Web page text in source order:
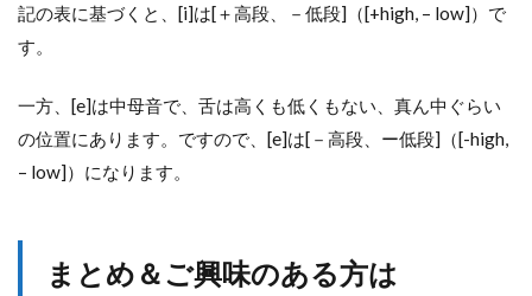
記の表に基づくと、[i]は[＋高段、－低段]（[+high, – low]）で
す。
一方、[e]は中母音で、舌は高くも低くもない、真ん中ぐらい
の位置にあります。ですので、[e]は[－高段、ー低段]（[-high,
– low]）になります。
まとめ＆ご興味のある方は